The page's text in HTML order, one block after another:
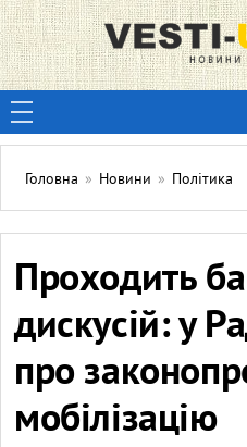
Головна » Новини » Політика
Проходить
дискусій: у
про
мобілізацію